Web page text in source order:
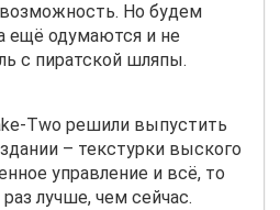
Но будем
ещё одумаются и не
с пиратской шляпы.
Two решили выпустить
– текстурки выского
управление и всё, то
лучше, чем сейчас.